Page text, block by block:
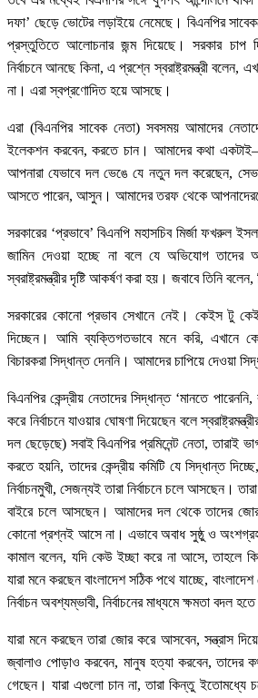
দফা’ ছেড়ে ভোটের লড়াইয়ে নেমেছে। বিএনপির
প্রস্তুতিতে আলোচনার জন্ম দিয়েছে। সরকার চাপ
নির্বাচনে আনছে কিনা, এ প্রশ্নে স্বরাষ্ট্রমন্ত্রী
না। এরা স্বপ্রণোদিত হয়ে আসছে।
এরা (বিএনপির সাবেক নেতা) সবসময় আমাদের
ইলেকশন করবেন, করতে চান। আমাদের কথা একটাই–
আপনারা যেভাবে দল ভেঙে যে নতুন দল করেছেন,
আসতে পারেন, আসুন। আমাদের তরফ থেকে
সরকারের ‘প্রভাবে’ বিএনপি মহাসচিব মির্জা ফখরুল
জামিন দেওয়া হচ্ছে না বলে যে অভিযোগ তাদের
স্বরাষ্ট্রমন্ত্রীর দৃষ্টি আকর্ষণ করা হয়। জবাবে তিনি বলেন,
সরকারের কোনো প্রভাব সেখানে নেই। কেইস টু
দিচ্ছেন। আমি ব্যক্তিগতভাবে মনে করি, এখানে
বিচারকরা সিদ্ধান্ত দেননি। আমাদের চাপিয়ে দেওয়া
বিএনপির কেন্দ্রীয় নেতাদের সিদ্ধান্ত ‘মানতে
করে নির্বাচনে যাওয়ার ঘোষণা দিয়েছেন বলে
দল ছেড়েছে) সবাই বিএনপির প্রমিনেন্ট নেতা, তারাই
করতে হয়নি, তাদের কেন্দ্রীয় কমিটি যে সিদ্ধান্ত
নির্বাচনমুখী, সেজন্যই তারা নির্বাচনে চলে আসছেন। তারা
বাইরে চলে আসছেন। আমাদের দল থেকে তাদের জোর
কোনো প্রশ্নই আসে না। এভাবে অবাধ সুষ্ঠু ও
কামাল বলেন, যদি কেউ ইচ্ছা করে না আসে, তাহলে
যারা মনে করছেন বাংলাদেশ সঠিক পথে যাচ্ছে,
নির্বাচন অবশ্যম্ভাবী, নির্বাচনের মাধ্যমে ক্ষমতা বদল
যারা মনে করছেন তারা জোর করে আসবেন, সন্ত্রাস
জ্বালাও পোড়াও করবেন, মানুষ হত্যা করবেন, তাদের
গেছেন। যারা এগুলো চান না, তারা কিন্তু